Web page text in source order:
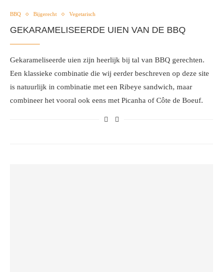
BBQ Bijgerecht Vegetarisch
GEKARAMELISEERDE UIEN VAN DE BBQ
Gekarameliseerde uien zijn heerlijk bij tal van BBQ gerechten.
Een klassieke combinatie die wij eerder beschreven op deze site
is natuurlijk in combinatie met een Ribeye sandwich, maar
combineer het vooral ook eens met Picanha of Côte de Boeuf.